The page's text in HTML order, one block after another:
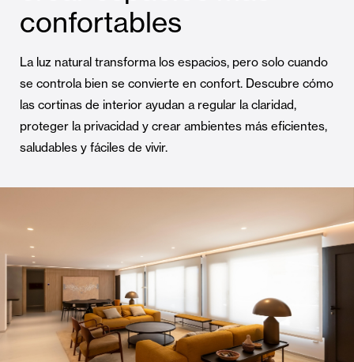
confortables
La luz natural transforma los espacios, pero solo cuando
se controla bien se convierte en confort. Descubre cómo
las cortinas de interior ayudan a regular la claridad,
proteger la privacidad y crear ambientes más eficientes,
saludables y fáciles de vivir.